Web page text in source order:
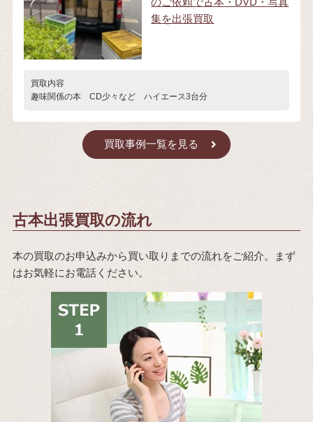
集を出張買取
買取内容
趣味関係の本 CD少々など ハイエース3台分
買取事例一覧を見る
古本出張買取の流れ
本の買取のお申込みから買い取りまでの流れをご紹介。まず
はお気軽にお電話ください。